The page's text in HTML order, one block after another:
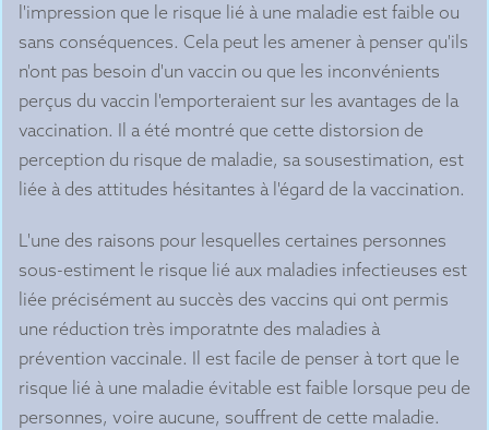
l'impression que le risque lié à une maladie est faible ou
sans conséquences. Cela peut les amener à penser qu'ils
n'ont pas besoin d'un vaccin ou que les inconvénients
perçus du vaccin l'emporteraient sur les avantages de la
vaccination. Il a été montré que cette distorsion de
perception du risque de maladie, sa sousestimation, est
liée à des attitudes hésitantes à l'égard de la vaccination.
L'une des raisons pour lesquelles certaines personnes
sous-estiment le risque lié aux maladies infectieuses est
liée précisément au succès des vaccins qui ont permis
une réduction très imporatnte des maladies à
prévention vaccinale. Il est facile de penser à tort que le
risque lié à une maladie évitable est faible lorsque peu de
personnes, voire aucune, souffrent de cette maladie.